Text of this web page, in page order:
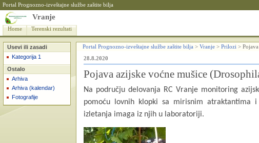
Portal Prognozno-izveštajne službe zaštite bilja
Vranje
Home Terenski rezultati
Usevi ili zasadi
Kategorija 1
Ostalo
Arhiva
Arhiva (kalendar)
Fotografije
Portal Prognozno-izveštajne službe zaštite bilja > Vranje > Prilozi >
28.8.2020
Pojava azijske voćne mušice
Na području delovanja RC Vranje monitoring
pomoću lovnih klopki sa mirisnim atraktantima
izletanja imaga iz njih u laboratoriji.